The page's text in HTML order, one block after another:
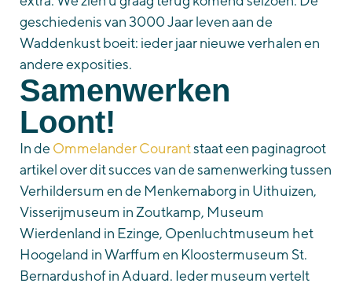
geschiedenis van 3000 Jaar leven aan de
Waddenkust boeit: ieder jaar nieuwe verhalen en
andere exposities.
Samenwerken
Loont!
In de Ommelander Courantstaat een paginagroot
artikel over dit succes van de samenwerking tussen
Verhildersum en de Menkemaborg in Uithuizen,
Visserijmuseum in Zoutkamp, Museum
Wierdenland in Ezinge, Openluchtmuseum het
Hoogeland in Warffum en Kloostermuseum St.
Bernardushof in Aduard. Ieder museum vertelt